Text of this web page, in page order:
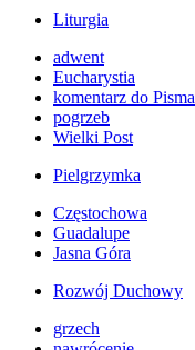
Liturgia
adwent
Eucharystia
komentarz do Pisma
pogrzeb
Wielki Post
Pielgrzymka
Częstochowa
Guadalupe
Jasna Góra
Rozwój Duchowy
grzech